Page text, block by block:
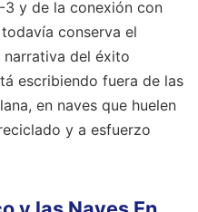
y de la conexión con
conserva el
del éxito
escribiendo fuera de las
en naves que huelen
y a esfuerzo